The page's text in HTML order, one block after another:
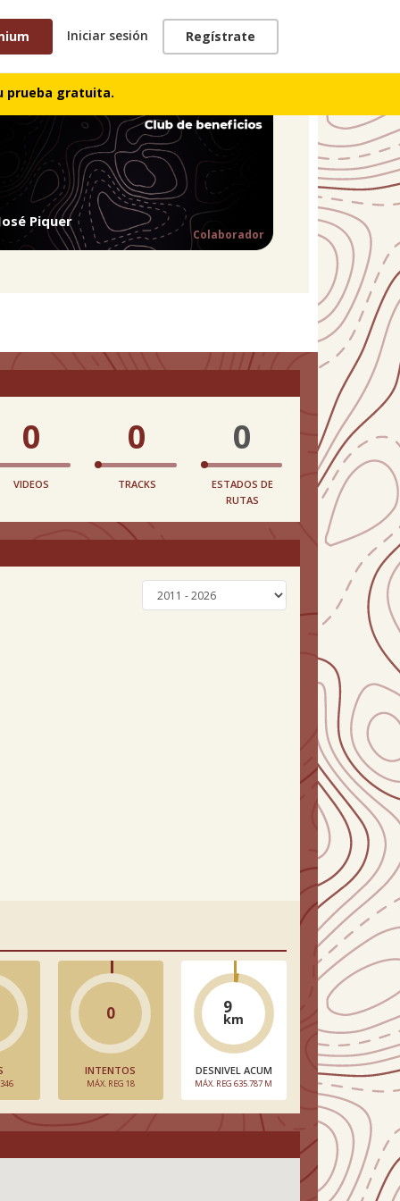
Iniciar sesión Regístrate
prueba gratuita.
Piquer
Colaborador
0
VIDEOS
0
TRACKS
0
ESTADOS DE
RUTAS
0
INTENTOS
MÁX. REG 18
9
km
DESNIVEL ACUM
MÁX. REG 635.787 M